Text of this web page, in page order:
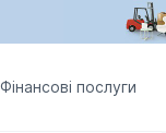
Фінансові послуги